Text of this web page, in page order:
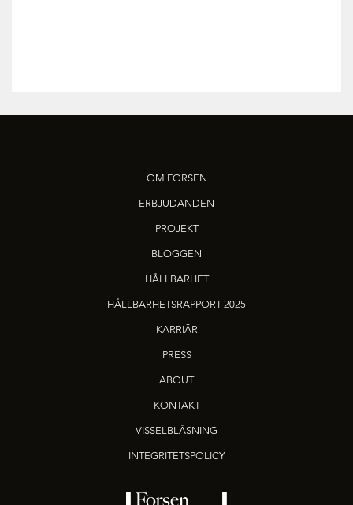
OM FORSEN
ERBJUDANDEN
PROJEKT
BLOGGEN
HÅLLBARHET
HÅLLBARHETSRAPPORT 2025
KARRIÄR
PRESS
ABOUT
KONTAKT
VISSELBLÅSNING
INTEGRITETSPOLICY